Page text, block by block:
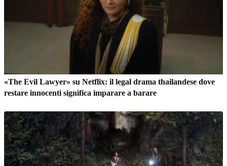
«The Evil Lawyer» su Netflix: il legal drama thailandese dove
restare innocenti significa imparare a barare